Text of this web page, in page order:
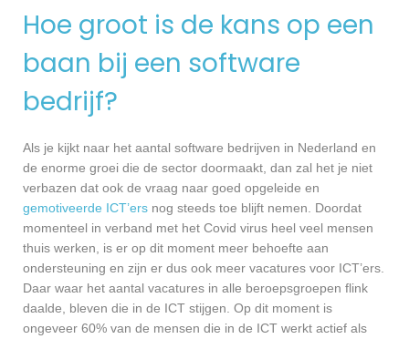
Hoe groot is de kans op een
baan bij een software
bedrijf?
Als je kijkt naar het aantal software bedrijven in Nederland en
de enorme groei die de sector doormaakt, dan zal het je niet
verbazen dat ook de vraag naar goed opgeleide en
gemotiveerde ICT’ers nog steeds toe blijft nemen. Doordat
momenteel in verband met het Covid virus heel veel mensen
thuis werken, is er op dit moment meer behoefte aan
ondersteuning en zijn er dus ook meer vacatures voor ICT’ers.
Daar waar het aantal vacatures in alle beroepsgroepen flink
daalde, bleven die in de ICT stijgen. Op dit moment is
ongeveer 60% van de mensen die in de ICT werkt actief als